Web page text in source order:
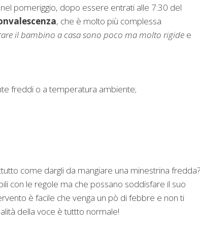
pomeriggio, dopo essere entrati alle 7:30 del
, che è molto più complessa
il bambino a casa sono poco ma molto rigide e
freddi o a temperatura ambiente;
come dargli da mangiare una minestrina
con le regole ma che possano soddisfare il suo
è facile che venga un pò di febbre e non ti
della voce è tuttto normale!